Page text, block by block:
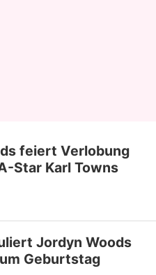
feiert Verlobung
Star Karl Towns
Jordyn Woods
Geburtstag